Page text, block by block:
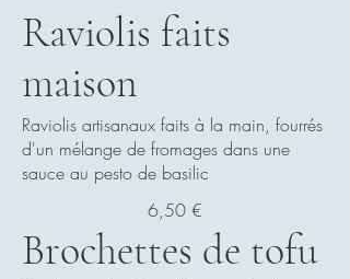
Raviolis faits
maison
Raviolis artisanaux faits à la main, fourrés
d'un mélange de fromages dans une
sauce au pesto de basilic
6,50 €
Brochettes de tofu